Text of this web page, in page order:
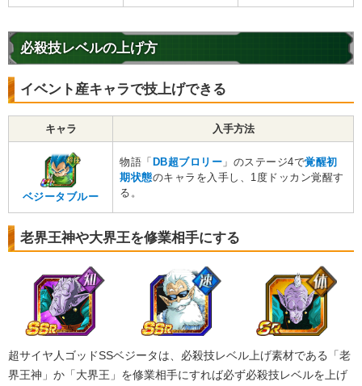
必殺技レベルの上げ方
イベント産キャラで技上げできる
キャラ 入手方法
ベジータブルー
物語「 DB超ブロリー 」のステージ4で覚醒初
期状態のキャラを入手し、1度ドッカン覚醒す
る。
老界王神や大界王を修業相手にする
超サイヤ人ゴッドSSベジータは、必殺技レベル上げ素材である「老
界王神」か「大界王」を修業相手にすれば必ず必殺技レベルを上げ